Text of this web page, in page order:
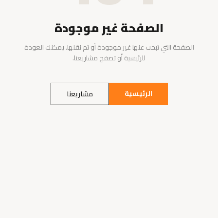
الصفحة غير موجودة
الصفحة التي تبحث عنها غير موجودة أو تم نقلها. يمكنك العودة
للرئيسية أو تصفح مشاريعنا.
الرئيسية مشاريعنا